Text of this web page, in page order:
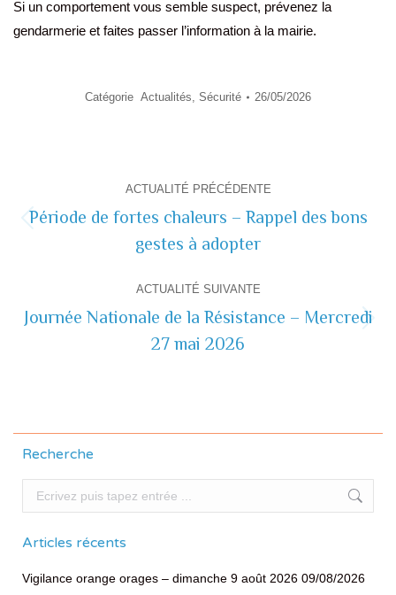
Si un comportement vous semble suspect, prévenez la
gendarmerie et faites passer l’information à la mairie.
Catégorie Actualités, Sécurité 26/05/2026
de
commentaire
ACTUALITÉ PRÉCÉDENTE
précédente
Période de fortes chaleurs – Rappel des bons
gestes à adopter
ACTUALITÉ SUIVANTE
suivante
Journée Nationale de la Résistance – Mercredi
27 mai 2026
Recherche
Recherche
Articles récents
Vigilance orange orages – dimanche 9 août 2026 09/08/2026